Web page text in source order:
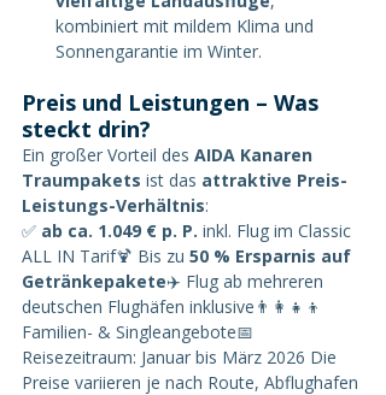
kombiniert mit mildem Klima und
Sonnengarantie im Winter.
Preis und Leistungen – Was
steckt drin?
Ein großer Vorteil des AIDA Kanaren
Traumpakets ist das attraktive Preis-
Leistungs-Verhältnis:
✅ ab ca. 1.049 € p. P. inkl. Flug im Classic
ALL IN Tarif🍹 Bis zu 50 % Ersparnis auf
Getränkepakete✈️ Flug ab mehreren
deutschen Flughäfen inklusive👨‍👩‍👧‍👦
Familien- & Singleangebote📅
Reisezeitraum: Januar bis März 2026 Die
Preise variieren je nach Route, Abflughafen